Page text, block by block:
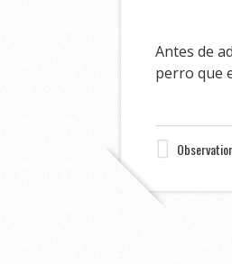
Antes de
perro que